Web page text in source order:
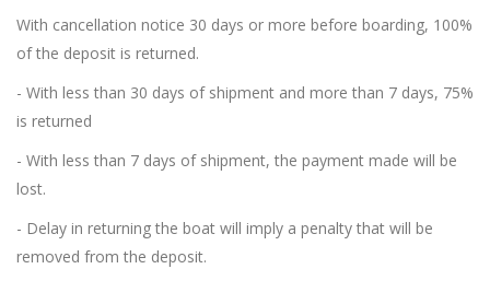
With cancellation notice 30 days or more before boarding, 100%
of the deposit is returned.
- With less than 30 days of shipment and more than 7 days, 75%
is returned
- With less than 7 days of shipment, the payment made will be
lost.
- Delay in returning the boat will imply a penalty that will be
removed from the deposit.